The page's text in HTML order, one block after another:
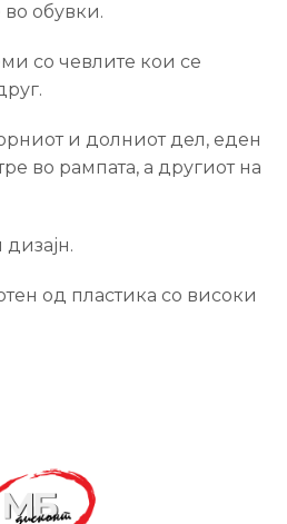
обувки.
со чевлите кои се
и долниот дел, еден
во рампата, а другиот на
од пластика со високи